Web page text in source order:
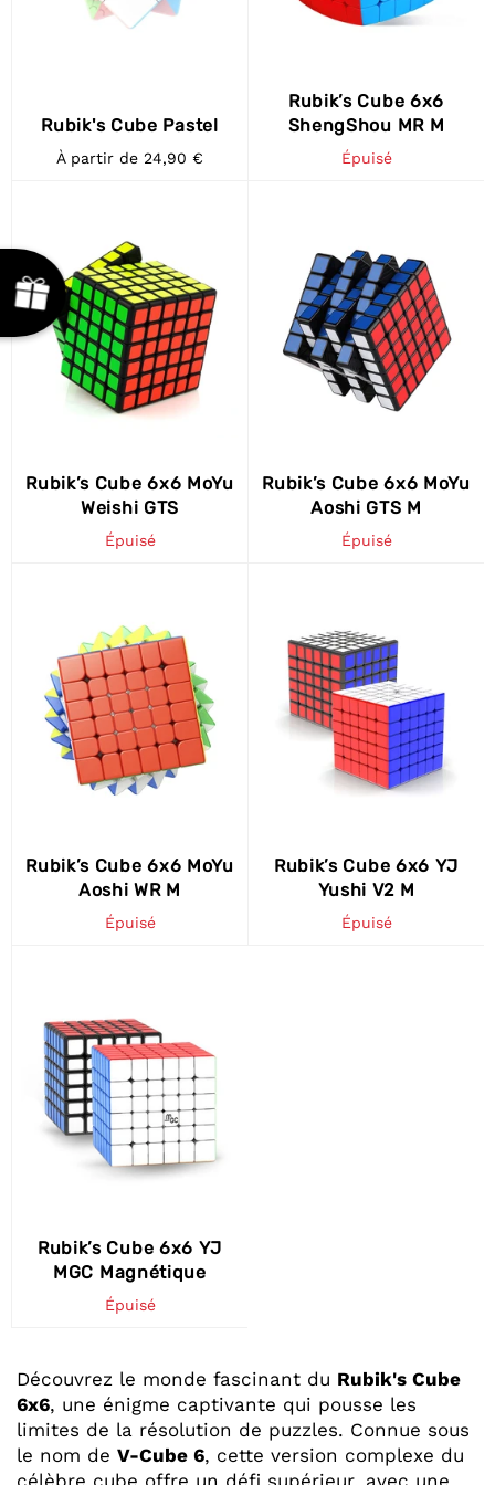
Rubik's Cube Pastel
À partir de 24,90 €
Rubik’s Cube 6x6
ShengShou MR M
Épuisé
Rubik’s Cube 6x6 MoYu
Weishi GTS
Épuisé
Rubik’s Cube 6x6 MoYu
Aoshi GTS M
Épuisé
Rubik’s Cube 6x6 MoYu
Aoshi WR M
Épuisé
Rubik’s Cube 6x6 YJ
Yushi V2 M
Épuisé
Rubik’s Cube 6x6 YJ
MGC Magnétique
Épuisé
Découvrez le monde fascinant du Rubik's Cube
6x6, une énigme captivante qui pousse les
limites de la résolution de puzzles. Connue sous
le nom de V-Cube 6, cette version complexe du